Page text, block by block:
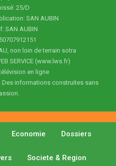
25/D
SAN AUBIN
SAN AUBIN
non loin de terrain sotra
SERVICE (www.lws.fr)
en ligne
informations construites sans
Economie Dossiers
Societe & Region